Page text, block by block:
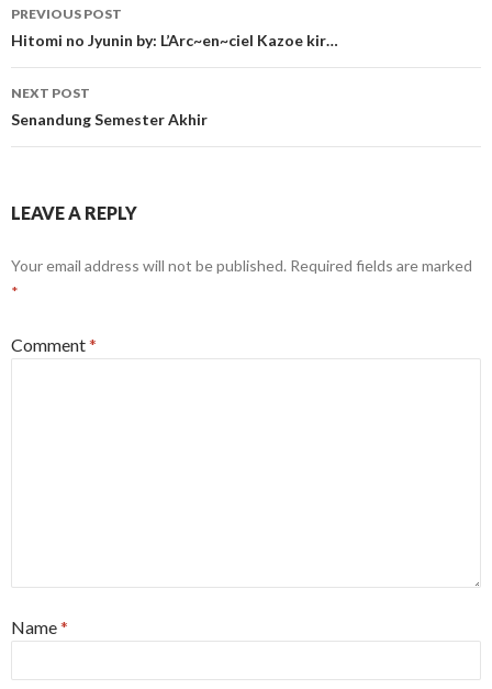
navigation
PREVIOUS POST
Hitomi no Jyunin by: L’Arc~en~ciel Kazoe kir…
NEXT POST
Senandung Semester Akhir
LEAVE A REPLY
Your email address will not be published. Required fields are marked
*
Comment*
Name*